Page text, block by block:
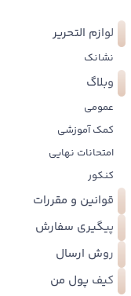
لوازم التحریر
نشانک
وبلاگ
عمومی
کمک آموزشی
امتحانات نهایی
کنکور
قوانین و مقررات
پیگیری سفارش
روش ارسال
کیف پول من